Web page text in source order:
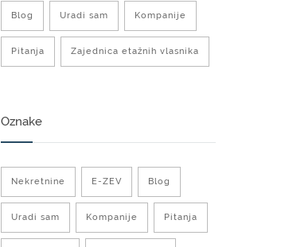
Blog Uradi sam Kompanije
Pitanja Zajednica etažnih vlasnika
Oznake
Nekretnine E-ZEV Blog
Uradi sam Kompanije Pitanja